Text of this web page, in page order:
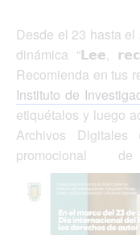
Desde el 23 hasta
dinámica “𝗟𝗲𝗲,
Recomienda en tus
Instituto de
etiquétalos y luego
Archivos
promocional